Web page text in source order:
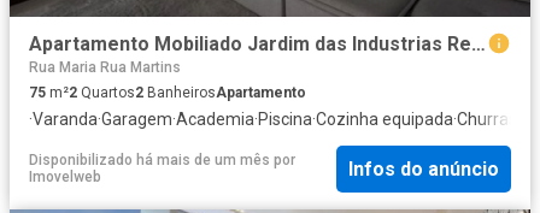
Apartamento Mobiliado Jardim das Industrias Residencial Splendor Garden 2 Dormitórios 75m²
Rua Maria Rua Martins
75 m²2 Quartos2 BanheirosApartamento
·Varanda·Garagem·Academia·Piscina·Cozinha equipada·
Disponibilizado há mais de um mês por
Imovelweb
Infos do anúncio